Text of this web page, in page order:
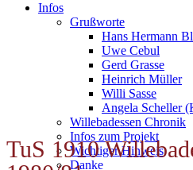
Infos
Grußworte
Hans Hermann
Uwe Cebul
Gerd Grasse
Heinrich Müller
Willi Sasse
Angela Scheller
Willebadessen Chronik
Infos zum Projekt
Wichtiger Hinweis
Danke
TuS 1910